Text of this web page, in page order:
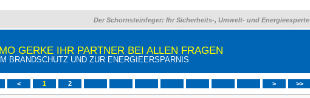
Der Schornsteinfeger: Ihr Sicherheits-, Umwelt- und Energieexperte
GERKE IHR PARTNER BEI ALLEN FRAGEN
BRANDSCHUTZ UND ZUR ENERGIEERSPARNIS
< 1 2 > >>